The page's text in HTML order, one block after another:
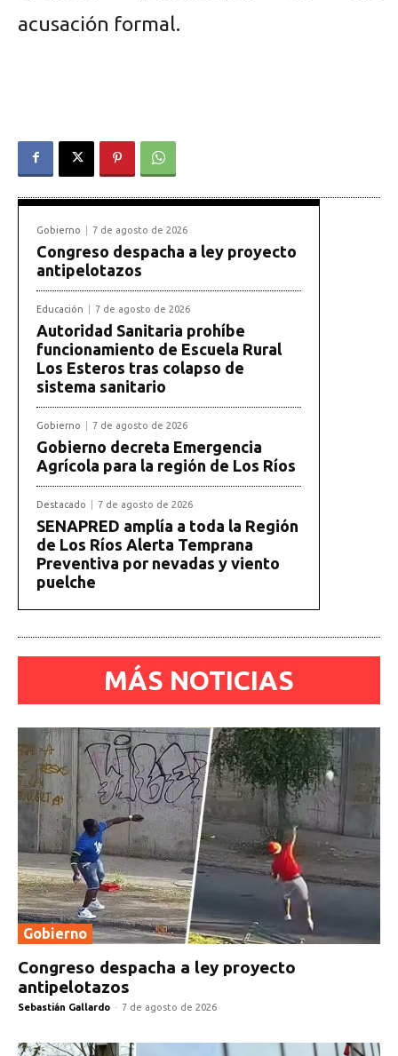
acusación formal.
Gobierno 7 de agosto de 2026
Congreso despacha a ley proyecto
antipelotazos
Educación 7 de agosto de 2026
Autoridad Sanitaria prohíbe
funcionamiento de Escuela Rural
Los Esteros tras colapso de
sistema sanitario
Gobierno 7 de agosto de 2026
Gobierno decreta Emergencia
Agrícola para la región de Los Ríos
Destacado 7 de agosto de 2026
SENAPRED amplía a toda la Región
de Los Ríos Alerta Temprana
Preventiva por nevadas y viento
puelche
MÁS NOTICIAS
Gobierno
Congreso despacha a ley proyecto
antipelotazos
Sebastián Gallardo - 7 de agosto de 2026